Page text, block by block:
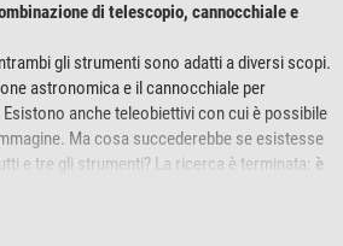
di telescopio, cannocchiale e
gli strumenti sono adatti a diversi scopi.
astronomica e il cannocchiale per
anche teleobiettivi con cui è possibile
Ma cosa succederebbe se esistesse
e tre gli strumenti? La ricerca è terminata: è